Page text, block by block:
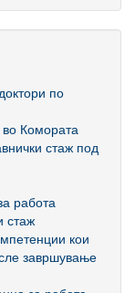
по
Комората
стаж под
работа
стаж
кои
завршување